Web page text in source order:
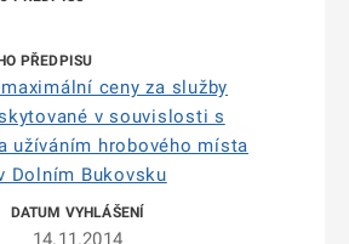
ceny za služby
v souvislosti s
užíváním hrobového místa
Dolním Bukovsku
14.11.2014